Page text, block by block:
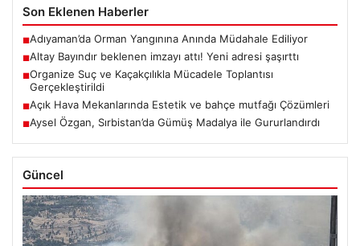
Son Eklenen Haberler
■Adıyaman’da Orman Yangınına Anında Müdahale Ediliyor
■Altay Bayındır beklenen imzayı attı! Yeni adresi şaşırttı
■Organize Suç ve Kaçakçılıkla Mücadele Toplantısı
Gerçekleştirildi
■Açık Hava Mekanlarında Estetik ve bahçe mutfağı Çözümleri
■Aysel Özgan, Sırbistan’da Gümüş Madalya ile Gururlandırdı
Güncel